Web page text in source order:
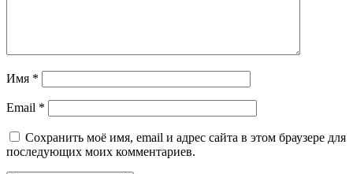
Имя *
Email *
Сохранить моё имя, email и адрес сайта в этом браузере для
последующих моих комментариев.